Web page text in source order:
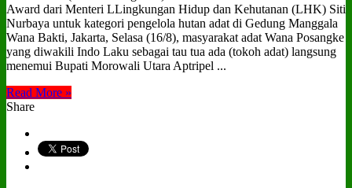
Award dari Menteri LLingkungan Hidup dan Kehutanan (LHK) Siti
Nurbaya untuk kategori pengelola hutan adat di Gedung Manggala
Wana Bakti, Jakarta, Selasa (16/8), masyarakat adat Wana Posangke
yang diwakili Indo Laku sebagai tau tua ada (tokoh adat) langsung
menemui Bupati Morowali Utara Aptripel ...
Read More »
Share